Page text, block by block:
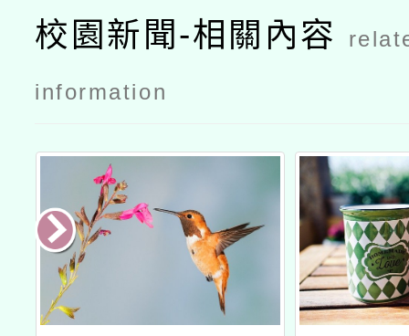
校園新聞-相關內容
information